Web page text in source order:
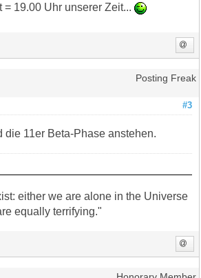
= 19.00 Uhr unserer Zeit...
Posting Freak
#3
die 11er Beta-Phase anstehen.
either we are alone in the Universe
equally terrifying."